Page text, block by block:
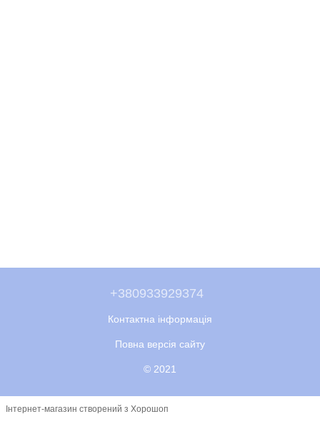
+380933929374
Контактна інформація
Повна версія сайту
© 2021
Інтернет-магазин створений з Хорошоп